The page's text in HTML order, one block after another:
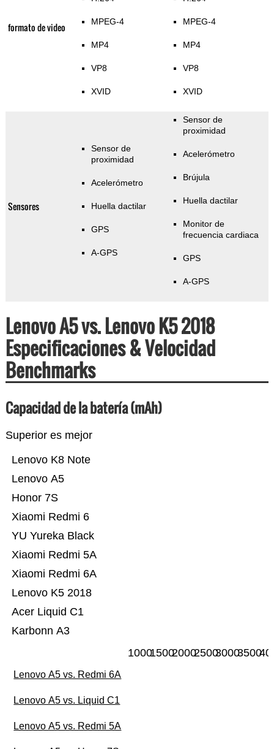
formato de video MPEG-4
MP4
VP8
XVID
MPEG-4
MP4
VP8
XVID
Sensores
Sensor de
proximidad
Acelerómetro
Huella dactilar
GPS
A-GPS
Sensor de
proximidad
Acelerómetro
Brújula
Huella dactilar
Monitor de
frecuencia cardiaca
GPS
A-GPS
Lenovo A5 vs. Lenovo K5 2018
Especificaciones & Velocidad
Benchmarks
Capacidad de la batería (mAh)
Superior es mejor
Karbonn A3
Acer Liquid C1
Lenovo K5 2018
Xiaomi Redmi 6A
Xiaomi Redmi 5A
YU Yureka Black
Xiaomi Redmi 6
Honor 7S
Lenovo A5
Lenovo K8 Note
100015002000250030003500
Lenovo A5 vs. Redmi 6A
Lenovo A5 vs. Liquid C1
Lenovo A5 vs. Redmi 5A